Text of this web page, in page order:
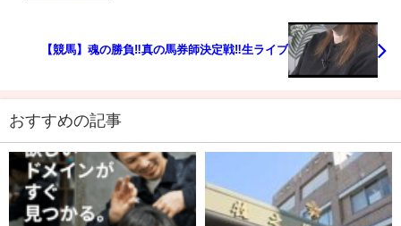
【競馬】魂の勝負‼️真の馬券師決定戦‼️生ライブ
おすすめの記事